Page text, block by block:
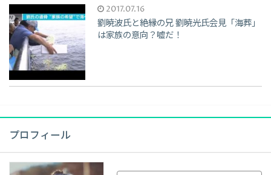
2017.07.16
劉暁波氏と絶縁の兄 劉暁光氏会見「海葬」
は家族の意向？嘘だ！
プロフィール